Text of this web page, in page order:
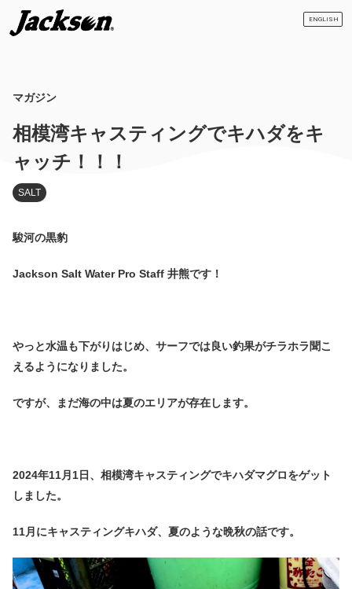
ENGLISH
マガジン
相模湾キャスティングでキハダをキ
ャッチ！！！
SALT
駿河の黒豹
Jackson Salt Water Pro Staff 井熊です！
やっと水温も下がりはじめ、サーフでは良い釣果がチラホラ聞こ
えるようになりました。
ですが、まだ海の中は夏のエリアが存在します。
2024年11月1日、相模湾キャスティングでキハダマグロをゲット
しました。
11月にキャスティングキハダ、夏のような晩秋の話です。